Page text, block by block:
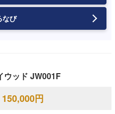
なび
ウッド JW001F
150,000円